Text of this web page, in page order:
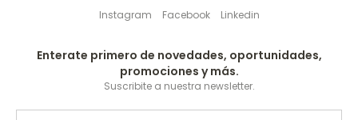
Instagram Facebook Linkedin
Enterate primero de novedades, oportunidades,
promociones y más.
Suscribite a nuestra newsletter.